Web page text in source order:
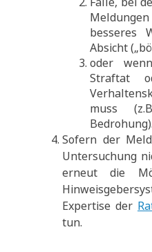
besseres
Absicht
oder
Straftat
muss
Bedrohung).
Sofern der
Untersuchung
erneut die
Expertise der
tun.